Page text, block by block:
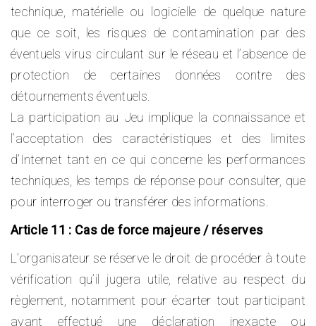
technique, matérielle ou logicielle de quelque nature
que ce soit, les risques de contamination par des
éventuels virus circulant sur le réseau et l’absence de
protection de certaines données contre des
détournements éventuels.
La participation au Jeu implique la connaissance et
l’acceptation des caractéristiques et des limites
d’Internet tant en ce qui concerne les performances
techniques, les temps de réponse pour consulter, que
pour interroger ou transférer des informations.
Article 11 : Cas de force majeure / réserves
L’organisateur se réserve le droit de procéder à toute
vérification qu’il jugera utile, relative au respect du
règlement, notamment pour écarter tout participant
ayant effectué une déclaration inexacte ou